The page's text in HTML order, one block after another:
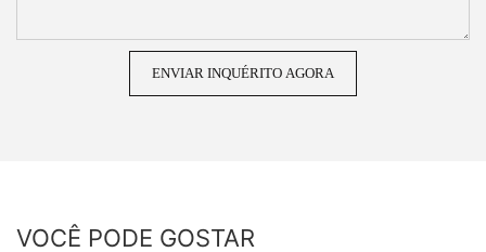
ENVIAR INQUÉRITO AGORA
VOCÊ PODE GOSTAR